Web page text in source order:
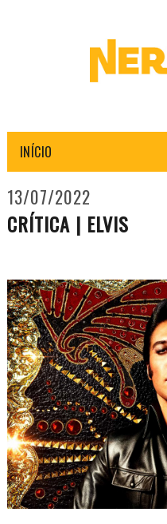
INÍCIO
13/07/2022
CRÍTICA | ELVIS